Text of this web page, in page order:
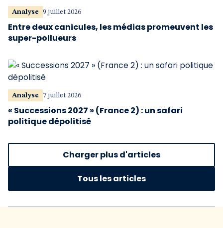
Analyse 9 juillet 2026
Entre deux canicules, les médias promeuvent les
super-pollueurs
Analyse 7 juillet 2026
« Successions 2027 » (France 2) : un safari
politique dépolitisé
Charger plus d'articles
Tous les articles